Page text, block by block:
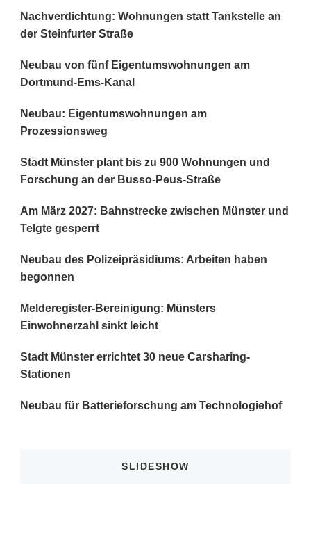
Nachverdichtung: Wohnungen statt Tankstelle an
der Steinfurter Straße
Neubau von fünf Eigentumswohnungen am
Dortmund-Ems-Kanal
Neubau: Eigentumswohnungen am
Prozessionsweg
Stadt Münster plant bis zu 900 Wohnungen und
Forschung an der Busso-Peus-Straße
Am März 2027: Bahnstrecke zwischen Münster und
Telgte gesperrt
Neubau des Polizeipräsidiums: Arbeiten haben
begonnen
Melderegister-Bereinigung: Münsters
Einwohnerzahl sinkt leicht
Stadt Münster errichtet 30 neue Carsharing-
Stationen
Neubau für Batterieforschung am Technologiehof
SLIDESHOW